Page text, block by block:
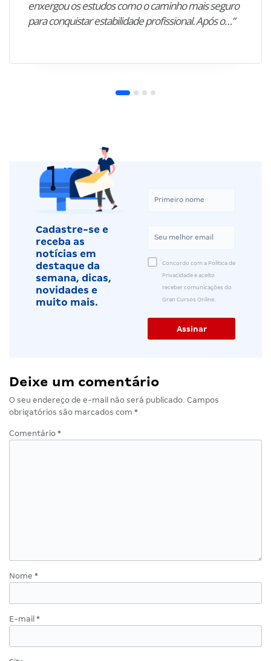
enxergou os estudos como o caminho mais seguro
para conquistar estabilidade profissional. Após o…”
Cadastre-se e
receba as
notícias em
destaque da
semana, dicas,
novidades e
muito mais.
Concordo com a Política de
Privacidade e aceito
receber comunicações do
Gran Cursos Online.
Deixe um comentário
O seu endereço de e-mail não será publicado. Campos
obrigatórios são marcados com *
Comentário *
Nome *
E-mail *